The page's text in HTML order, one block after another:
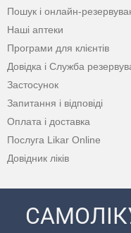
Пошук і онлайн-
Наші аптеки
Програми для клієнтів
Довідка і Служба
Застосунок
Запитання і відповіді
Оплата і доставка
Послуга Likar Online
Довідник ліків